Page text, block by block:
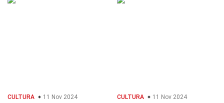
CULTURA 11 Nov 2024 CULTURA 11 Nov 2024